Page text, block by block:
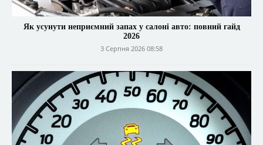
Як усунути неприємний запах у салоні авто: повний гайд
2026
3 Серпня 2026 08:58